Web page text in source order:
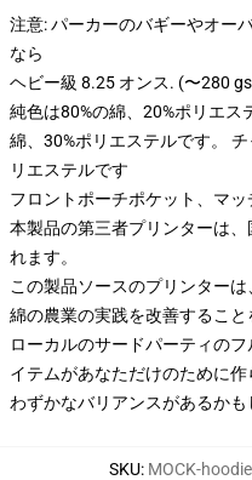
注意: パーカーのバギーやオー
なら
ヘビー級 8.25 オンス. (〜280
純色は80%の綿、20%ポリエス
綿、30%ポリエステルです。
リエステルです
フロントポーチポケット、マ
本製品の第三者プリンターは
れます。
この製品ソースのプリンター
綿の農業の実践を改善するこ
ローカルのサードパーティの
イテムがあなただけのために
わずかなバリアンスがあるかも
SKU: MOCK-